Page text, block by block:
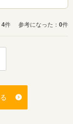
4件 参考になった： 0件